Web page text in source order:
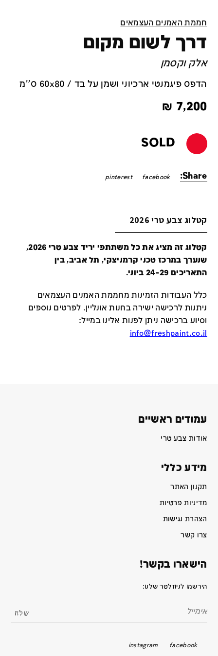
חממת האמנים העצמאים
דרך לשום מקום
אלק וקסמן
הדפס פיגמנטי ארכיוני ושמן על בד / 60x80 ס''מ
7,200
₪
SOLD
Share:
facebook
pinterest
קטלוג צבע טרי 2026
קטלוג זה מציג את כל משתתפי יריד צבע טרי 2026,
שנערך במרכז טכני קרמניצקי, תל אביב, בין
התאריכים 24-29 ביוני.
כלל העבודות הזמינות מחממת האמנים העצמאים
ניתנות לרכישה ישירה בחנות אונליין. לפרטים נוספים
וסיוע ברכישה ניתן לפנות אלינו במייל:
info@freshpaint.co.il
עמודים ראשיים
אודות צבע טרי
מידע כללי
תקנון האתר
מדיניות פרטיות
הצהרת נגישות
צרו קשר
הישארו בקשר!
הירשמו לניוזלטר שלנו:
facebook
instagram